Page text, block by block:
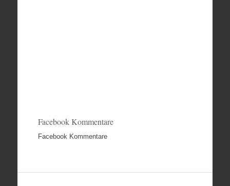
Facebook Kommentare
Facebook Kommentare